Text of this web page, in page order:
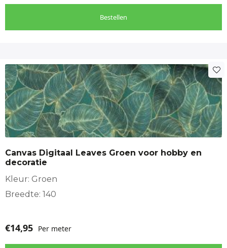
Bestellen
Canvas Digitaal Leaves Groen voor hobby en
decoratie
Kleur: Groen
Breedte: 140
€14,95 Per meter